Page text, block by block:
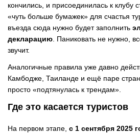
кончились, и присоединилась к клубу
«чуть больше бумажек» для счастья
въезда сюда нужно будет заполнить
декларацию . Паниковать не нужно,
звучит.
Аналогичные правила уже давно
Камбодже, Таиланде и ещё паре
просто «подтянулась к трендам».
Где это касается туристов
На первом этапе, с 1 сентября 2025